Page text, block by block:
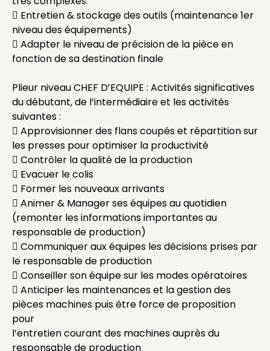
 Entretien & stockage des outils (maintenance 1er
niveau des équipements)
 Adapter le niveau de précision de la pièce en
fonction de sa destination finale
Plieur niveau CHEF D’EQUIPE : Activités significatives
du débutant, de l’intermédiaire et les activités
suivantes :
 Approvisionner des flans coupés et répartition sur
les presses pour optimiser la productivité
 Contrôler la qualité de la production
 Evacuer le colis
 Former les nouveaux arrivants
 Animer & Manager ses équipes au quotidien
(remonter les informations importantes au
responsable de production)
 Communiquer aux équipes les décisions prises par
le responsable de production
 Conseiller son équipe sur les modes opératoires
 Anticiper les maintenances et la gestion des
pièces machines puis être force de proposition
pour
l’entretien courant des machines auprès du
responsable de production